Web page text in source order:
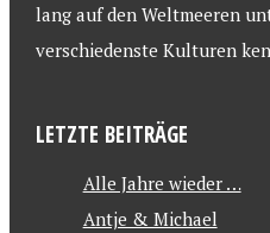
lang auf den Weltmeeren
verschiedenste Kulturen
LETZTE BEITRÄGE
Alle Jahre wieder …
Antje & Michael